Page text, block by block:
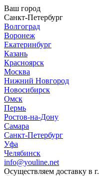
Ваш город
Санкт-Петербург
Волгоград
Воронеж
Екатеринбург
Казань
Красноярск
Москва
Нижний Новгород
Новосибирск
Омск
Пермь
Ростов-на-Дону
Самара
Санкт-Петербург
Уфа
Челябинск
info@youline.net
Осуществляем доставку в г.